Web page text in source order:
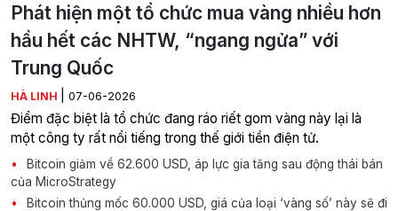
Phát hiện một tổ chức mua vàng nhiều hơn
hầu hết các NHTW, “ngang ngửa” với
Trung Quốc
HÀ LINH 07-06-2026
Điểm đặc biệt là tổ chức đang ráo riết gom vàng này lại là
một công ty rất nổi tiếng trong thế giới tiền điện tử.
Bitcoin giảm về 62.600 USD, áp lực gia tăng sau động thái bán
của MicroStrategy
Bitcoin thủng mốc 60.000 USD, giá của loại ‘vàng số’ này sẽ đi